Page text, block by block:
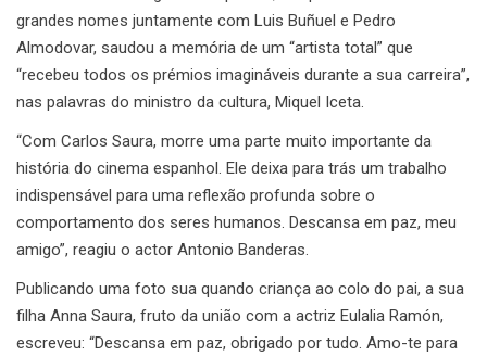
grandes nomes juntamente com Luis Buñuel e Pedro
Almodovar, saudou a memória de um “artista total” que
“recebeu todos os prémios imagináveis durante a sua carreira”,
nas palavras do ministro da cultura, Miquel Iceta.
“Com Carlos Saura, morre uma parte muito importante da
história do cinema espanhol. Ele deixa para trás um trabalho
indispensável para uma reflexão profunda sobre o
comportamento dos seres humanos. Descansa em paz, meu
amigo”, reagiu o actor Antonio Banderas.
Publicando uma foto sua quando criança ao colo do pai, a sua
filha Anna Saura, fruto da união com a actriz Eulalia Ramón,
escreveu: “Descansa em paz, obrigado por tudo. Amo-te para